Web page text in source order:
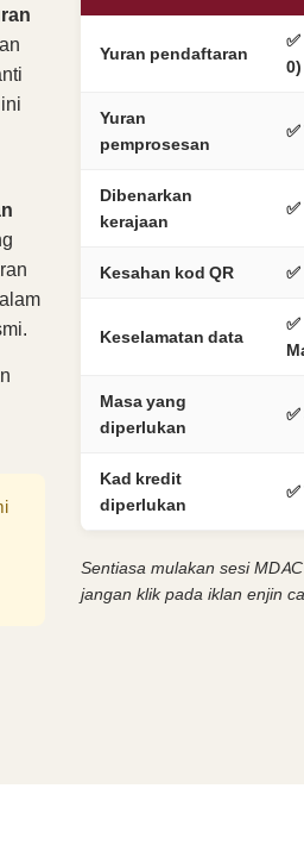
Yuran pendaftaran
0)
Yuran
pemprosesan
Dibenarkan
kerajaan
Kesahan kod QR
Keselamatan data
Masa yang
diperlukan
Kad kredit
diperlukan
Sentiasa mulakan sesi
jangan klik pada iklan enjin